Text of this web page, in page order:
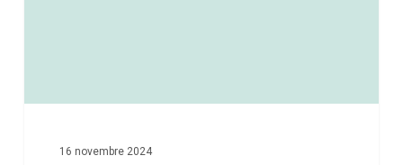
16 novembre 2024